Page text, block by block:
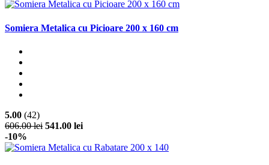
Somiera Metalica cu Picioare 200 x 160 cm
5.00 (42)
606.00 lei 541.00 lei
-10%